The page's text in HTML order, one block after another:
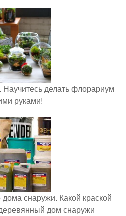
делать флорариум
руками!
снаружи. Какой краской
дом снаружи